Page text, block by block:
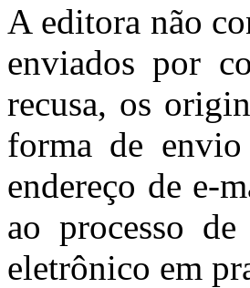
A editora não
enviados por
recusa, os
forma de
endereço de e-
ao processo
eletrônico em